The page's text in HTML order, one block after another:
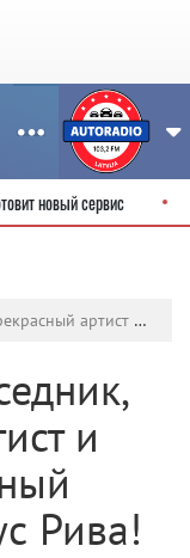
новый сервис
человек - Маркус Рива!
и
Рива!